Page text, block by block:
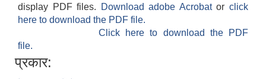
display PDF files.
Download adobe Acrobatorclick
here to download the PDF file.
Click here to download the PDF
file.
प्रकार: